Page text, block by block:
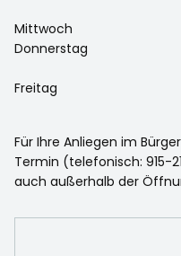
Mittwoch
Donnerstag
Freitag
Für Ihre Anliegen im
Termin (telefonisch: 915-
auch außerhalb der